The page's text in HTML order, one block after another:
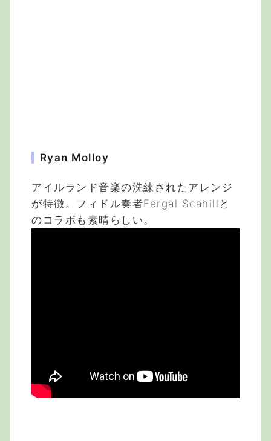
Ryan Molloy
アイルランド音楽の洗練されたアレンジ
が特徴。フィドル奏者Fergal Scahillと
のコラボも素晴らしい。